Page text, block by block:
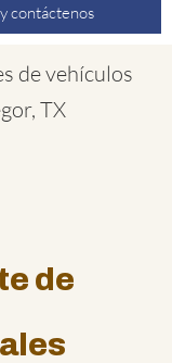
contáctenos
de vehículos
TX
de